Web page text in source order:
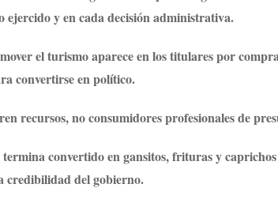
ejercido y en cada decisión administrativa.
el turismo aparece en los titulares por
convertirse en político.
recursos, no consumidores profesionales de
convertido en gansitos, frituras y
credibilidad del gobierno.